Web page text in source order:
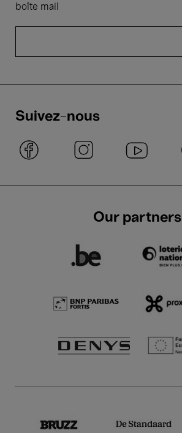
boîte mail
Suivez-nous
Our partners